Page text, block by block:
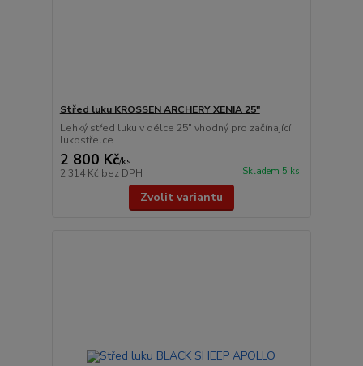
Střed luku KROSSEN ARCHERY XENIA 25"
Lehký střed luku v délce 25" vhodný pro začínající
lukostřelce.
2 800 Kč/ks
2 314 Kč bez DPH Skladem 5 ks
Zvolit variantu